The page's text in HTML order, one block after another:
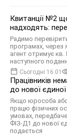
Квитанції №2
надходять:
Радимо
програмах, через
агент отримує
наступного
Сьогодні 16:01
Працівників
до нової єдиної
Якщо юрособа
працю фізичних
умовах,
ФІЗ-Д1 до нової
подається